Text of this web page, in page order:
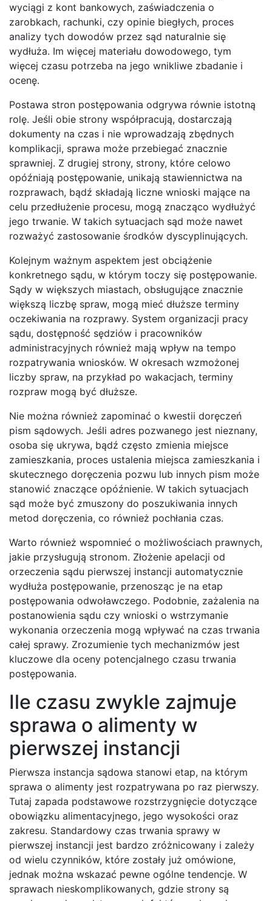
wyciągi z kont bankowych, zaświadczenia o
zarobkach, rachunki, czy opinie biegłych, proces
analizy tych dowodów przez sąd naturalnie się
wydłuża. Im więcej materiału dowodowego, tym
więcej czasu potrzeba na jego wnikliwe zbadanie i
ocenę.
Postawa stron postępowania odgrywa równie istotną
rolę. Jeśli obie strony współpracują, dostarczają
dokumenty na czas i nie wprowadzają zbędnych
komplikacji, sprawa może przebiegać znacznie
sprawniej. Z drugiej strony, strony, które celowo
opóźniają postępowanie, unikają stawiennictwa na
rozprawach, bądź składają liczne wnioski mające na
celu przedłużenie procesu, mogą znacząco wydłużyć
jego trwanie. W takich sytuacjach sąd może nawet
rozważyć zastosowanie środków dyscyplinujących.
Kolejnym ważnym aspektem jest obciążenie
konkretnego sądu, w którym toczy się postępowanie.
Sądy w większych miastach, obsługujące znacznie
większą liczbę spraw, mogą mieć dłuższe terminy
oczekiwania na rozprawy. System organizacji pracy
sądu, dostępność sędziów i pracowników
administracyjnych również mają wpływ na tempo
rozpatrywania wniosków. W okresach wzmożonej
liczby spraw, na przykład po wakacjach, terminy
rozpraw mogą być dłuższe.
Nie można również zapominać o kwestii doręczeń
pism sądowych. Jeśli adres pozwanego jest nieznany,
osoba się ukrywa, bądź często zmienia miejsce
zamieszkania, proces ustalenia miejsca zamieszkania i
skutecznego doręczenia pozwu lub innych pism może
stanowić znaczące opóźnienie. W takich sytuacjach
sąd może być zmuszony do poszukiwania innych
metod doręczenia, co również pochłania czas.
Warto również wspomnieć o możliwościach prawnych,
jakie przysługują stronom. Złożenie apelacji od
orzeczenia sądu pierwszej instancji automatycznie
wydłuża postępowanie, przenosząc je na etap
postępowania odwoławczego. Podobnie, zażalenia na
postanowienia sądu czy wnioski o wstrzymanie
wykonania orzeczenia mogą wpływać na czas trwania
całej sprawy. Zrozumienie tych mechanizmów jest
kluczowe dla oceny potencjalnego czasu trwania
postępowania.
Ile czasu zwykle zajmuje
sprawa o alimenty w
pierwszej instancji
Pierwsza instancja sądowa stanowi etap, na którym
sprawa o alimenty jest rozpatrywana po raz pierwszy.
Tutaj zapada podstawowe rozstrzygnięcie dotyczące
obowiązku alimentacyjnego, jego wysokości oraz
zakresu. Standardowy czas trwania sprawy w
pierwszej instancji jest bardzo zróżnicowany i zależy
od wielu czynników, które zostały już omówione,
jednak można wskazać pewne ogólne tendencje. W
sprawach nieskomplikowanych, gdzie strony są